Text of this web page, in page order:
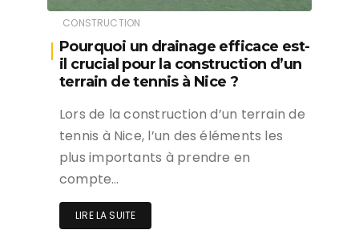
CONSTRUCTION
Pourquoi un drainage efficace est-
il crucial pour la construction d’un
terrain de tennis à Nice ?
Lors de la construction d’un terrain de
tennis à Nice, l’un des éléments les
plus importants à prendre en
compte…
LIRE LA SUITE